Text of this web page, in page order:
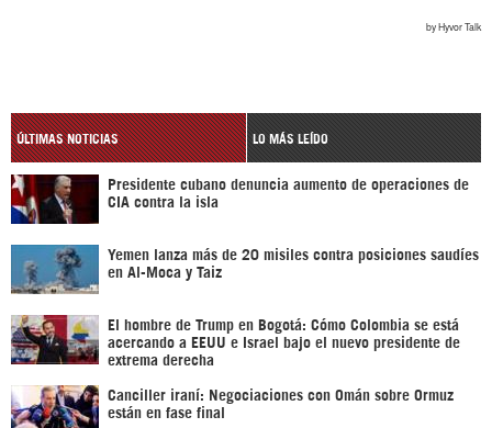
ÚLTIMAS NOTICIAS LO MÁS LEÍDO
Presidente cubano denuncia aumento de operaciones de
CIA contra la isla
Yemen lanza más de 20 misiles contra posiciones saudíes
en Al-Moca y Taiz
El hombre de Trump en Bogotá: Cómo Colombia se está
acercando a EEUU e Israel bajo el nuevo presidente de
extrema derecha
Canciller iraní: Negociaciones con Omán sobre Ormuz
están en fase final